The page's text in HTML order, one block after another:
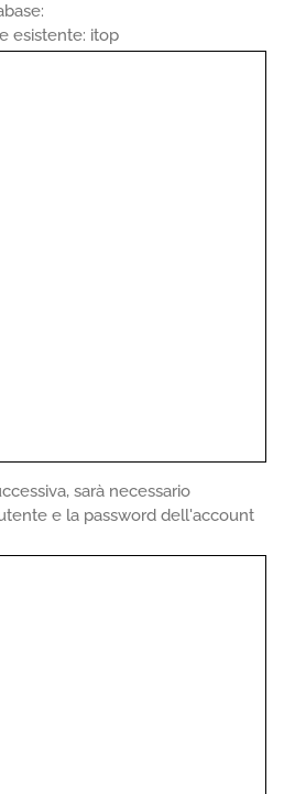
esistente: itop
sarà necessario
e la password dell'account